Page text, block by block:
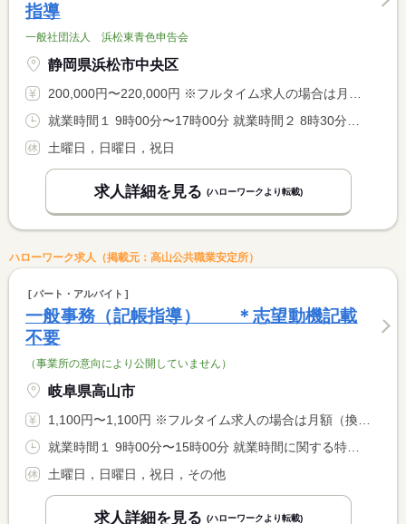
指導
一般社団法人 浜松東青色申告会
静岡県浜松市中央区
200,000円〜220,000円 ※フルタイム求人の場合は月額（換算額）、パート求人の場合は時間額を表示しています。
土曜日，日曜日，祝日
求人詳細を見る (ハローワークより転載)
ハローワーク求人（掲載元：高山公共職業安定所）
パート・アルバイト
一般事務（記帳指導） ＊志望動機記載
不要
（事業所の意向により公開していません）
岐阜県高山市
1,100円〜1,100円 ※フルタイム求人の場合は月額（換算額）、パート求人の場合は時間額を表示しています。
土曜日，日曜日，祝日，その他
求人詳細を見る (ハローワークより転載)